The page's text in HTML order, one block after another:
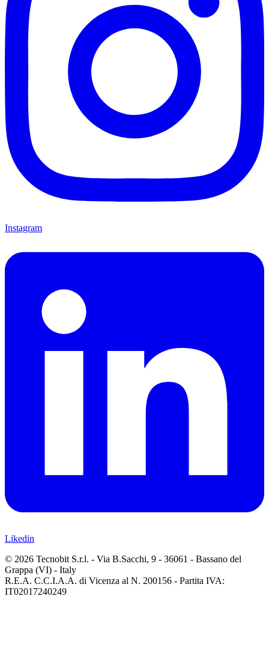
Instagram
Likedin
© 2026 Tecnobit S.r.l. - Via B.Sacchi, 9 - 36061 - Bassano del
Grappa (VI) - Italy
R.E.A. C.C.I.A.A. di Vicenza al N. 200156 - Partita IVA:
IT02017240249